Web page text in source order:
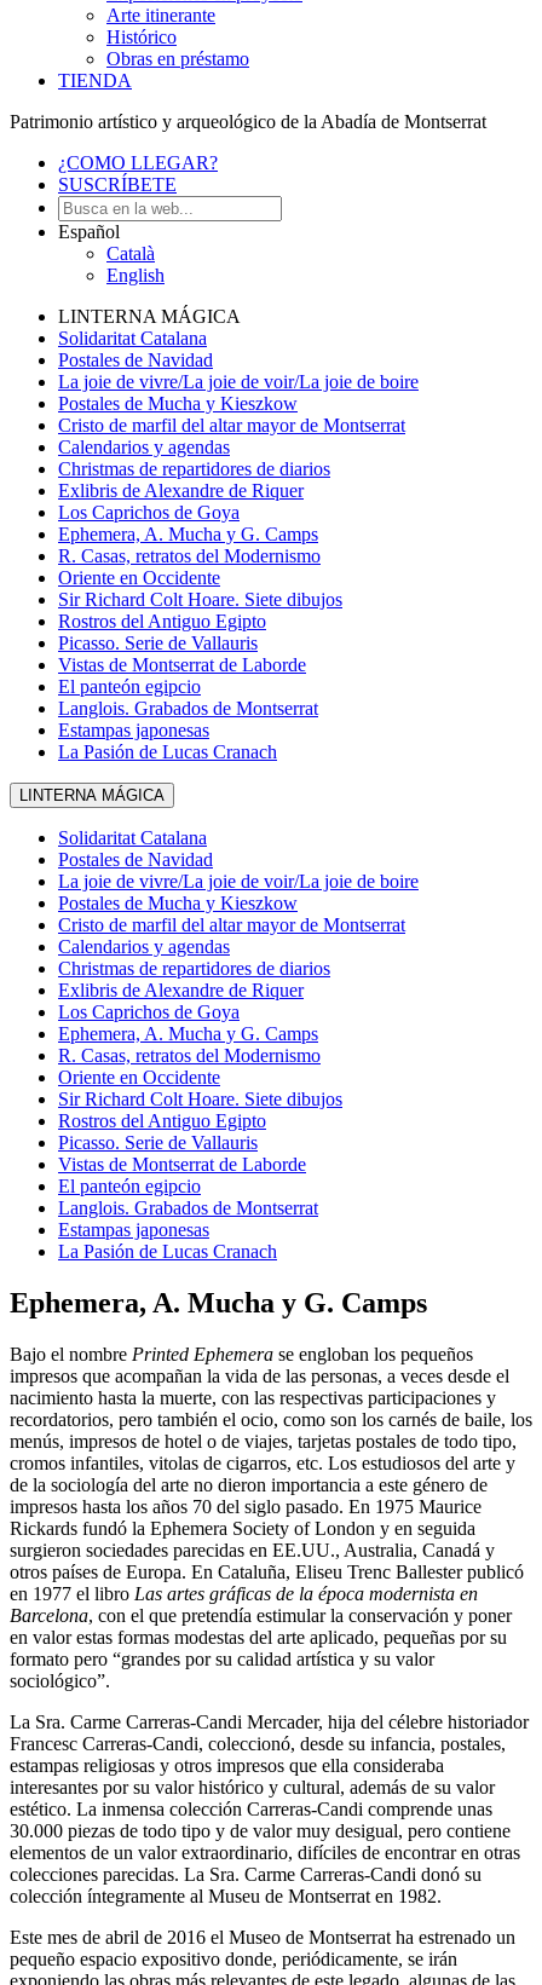
Arte itinerante
Histórico
Obras en préstamo
TIENDA
Patrimonio artístico y arqueológico de la Abadía de Montserrat
¿COMO LLEGAR?
SUSCRÍBETE
Español
Català
English
LINTERNA MÁGICA
Solidaritat Catalana
Postales de Navidad
La joie de vivre/La joie de voir/La joie de boire
Postales de Mucha y Kieszkow
Cristo de marfil del altar mayor de Montserrat
Calendarios y agendas
Christmas de repartidores de diarios
Exlibris de Alexandre de Riquer
Los Caprichos de Goya
Ephemera, A. Mucha y G. Camps
R. Casas, retratos del Modernismo
Oriente en Occidente
Sir Richard Colt Hoare. Siete dibujos
Rostros del Antiguo Egipto
Picasso. Serie de Vallauris
Vistas de Montserrat de Laborde
El panteón egipcio
Langlois. Grabados de Montserrat
Estampas japonesas
La Pasión de Lucas Cranach
LINTERNA MÁGICA
Solidaritat Catalana
Postales de Navidad
La joie de vivre/La joie de voir/La joie de boire
Postales de Mucha y Kieszkow
Cristo de marfil del altar mayor de Montserrat
Calendarios y agendas
Christmas de repartidores de diarios
Exlibris de Alexandre de Riquer
Los Caprichos de Goya
Ephemera, A. Mucha y G. Camps
R. Casas, retratos del Modernismo
Oriente en Occidente
Sir Richard Colt Hoare. Siete dibujos
Rostros del Antiguo Egipto
Picasso. Serie de Vallauris
Vistas de Montserrat de Laborde
El panteón egipcio
Langlois. Grabados de Montserrat
Estampas japonesas
La Pasión de Lucas Cranach
Ephemera, A. Mucha y G. Camps
Bajo el nombre Printed Ephemera se engloban los pequeños
impresos que acompañan la vida de las personas, a veces desde el
nacimiento hasta la muerte, con las respectivas participaciones y
recordatorios, pero también el ocio, como son los carnés de baile, los
menús, impresos de hotel o de viajes, tarjetas postales de todo tipo,
cromos infantiles, vitolas de cigarros, etc. Los estudiosos del arte y
de la sociología del arte no dieron importancia a este género de
impresos hasta los años 70 del siglo pasado. En 1975 Maurice
Rickards fundó la Ephemera Society of London y en seguida
surgieron sociedades parecidas en EE.UU., Australia, Canadá y
otros países de Europa. En Cataluña, Eliseu Trenc Ballester publicó
en 1977 el libro Las artes gráficas de la época modernista en
Barcelona, con el que pretendía estimular la conservación y poner
en valor estas formas modestas del arte aplicado, pequeñas por su
formato pero “grandes por su calidad artística y su valor
sociológico”.
La Sra. Carme Carreras-Candi Mercader, hija del célebre historiador
Francesc Carreras-Candi, coleccionó, desde su infancia, postales,
estampas religiosas y otros impresos que ella consideraba
interesantes por su valor histórico y cultural, además de su valor
estético. La inmensa colección Carreras-Candi comprende unas
30.000 piezas de todo tipo y de valor muy desigual, pero contiene
elementos de un valor extraordinario, difíciles de encontrar en otras
colecciones parecidas. La Sra. Carme Carreras-Candi donó su
colección íntegramente al Museu de Montserrat en 1982.
Este mes de abril de 2016 el Museo de Montserrat ha estrenado un
pequeño espacio expositivo donde, periódicamente, se irán
exponiendo las obras más relevantes de este legado, algunas de las